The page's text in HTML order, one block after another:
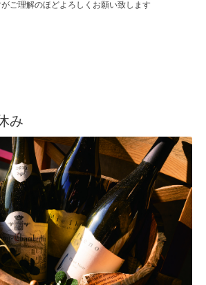
ご理解のほどよろしくお願い致します
み